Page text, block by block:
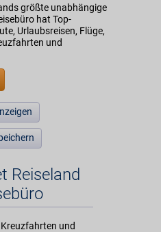
größte unabhängige
hat Top-
Urlaubsreisen, Flüge,
und
Reiseland
und